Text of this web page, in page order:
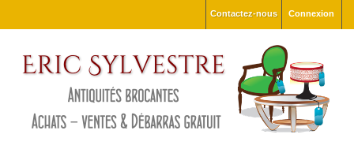
Connexion
Contactez-nous